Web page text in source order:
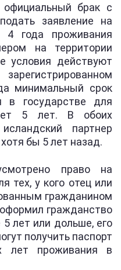
брак с
заявление на
4 года проживания
на территории
условия действуют
минимальный срок
в государстве для
5 лет. В обоих
партнер
бы 5 лет назад.
право на
тех, у кого отец или
гражданином
гражданство
5 лет или дольше, его
получить паспорт
лет проживания в